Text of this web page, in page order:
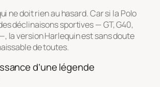
ne doit rien au hasard. Car si la Polo
déclinaisons sportives — GT, G40,
la version Harlequin est sans doute
de toutes.
d’une légende